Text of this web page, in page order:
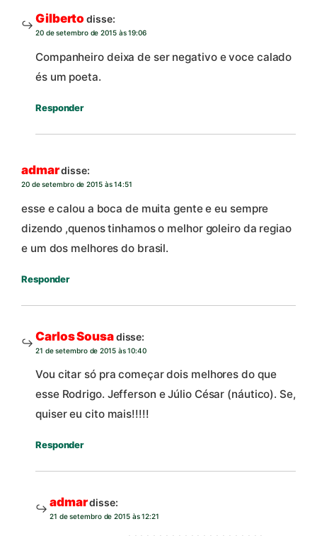
Gilberto disse:
20 de setembro de 2015 às 19:06
Companheiro deixa de ser negativo e voce calado
és um poeta.
Responder
admardisse:
20 de setembro de 2015 às 14:51
esse e calou a boca de muita gente e eu sempre
dizendo ,quenos tinhamos o melhor goleiro da regiao
e um dos melhores do brasil.
Responder
Carlos Sousadisse:
21 de setembro de 2015 às 10:40
Vou citar só pra começar dois melhores do que
esse Rodrigo. Jefferson e Júlio César (náutico). Se,
quiser eu cito mais!!!!!
Responder
admardisse:
21 de setembro de 2015 às 12:21